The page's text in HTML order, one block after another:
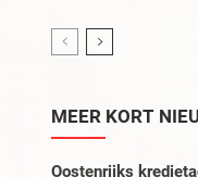
MEER KORT
Oostenrijks